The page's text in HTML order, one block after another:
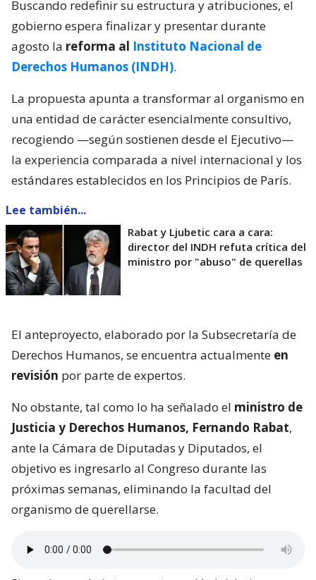
Buscando redefinir su estructura y atribuciones, el
gobierno espera finalizar y presentar durante
agosto la reforma al Instituto Nacional de
Derechos Humanos (INDH).
La propuesta apunta a transformar al organismo en
una entidad de carácter esencialmente consultivo,
recogiendo —según sostienen desde el Ejecutivo—
la experiencia comparada a nivel internacional y los
estándares establecidos en los Principios de París.
Lee también...
Rabat y Ljubetic cara a cara:
director del INDH refuta crítica del
ministro por "abuso" de querellas
El anteproyecto, elaborado por la Subsecretaría de
Derechos Humanos, se encuentra actualmente en
revisión por parte de expertos.
No obstante, tal como lo ha señalado el ministro de
Justicia y Derechos Humanos, Fernando Rabat,
ante la Cámara de Diputadas y Diputados, el
objetivo es ingresarlo al Congreso durante las
próximas semanas, eliminando la facultad del
organismo de querellarse.